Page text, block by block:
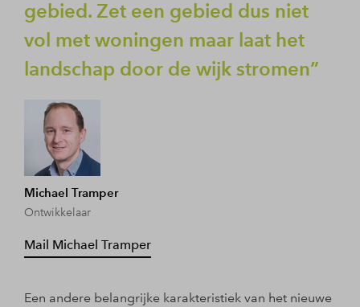
gebied. Zet een gebied dus niet
vol met woningen maar laat het
landschap door de wijk stromen
Michael Tramper
Ontwikkelaar
Mail Michael Tramper
Een andere belangrijke karakteristiek van het nieuwe